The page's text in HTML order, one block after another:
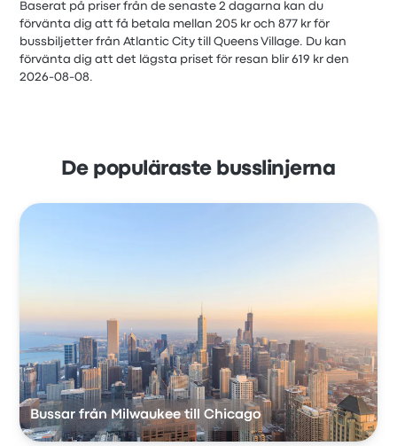
Baserat på priser från de senaste 2 dagarna kan du
förvänta dig att få betala mellan 205 kr och 877 kr för
bussbiljetter från Atlantic City till Queens Village. Du kan
förvänta dig att det lägsta priset för resan blir 619 kr den
2026-08-08.
De populäraste busslinjerna
Bussar från Milwaukee till Chicago